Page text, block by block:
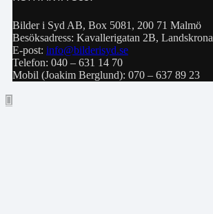
Bilder i Syd AB, Box 5081, 200 71 Malmö
Besöksadress: Kavallerigatan 2B, Landskrona
E-post: info@bilderisyd.se
Telefon: 040 – 631 14 70
Mobil (Joakim Berglund): 070 – 637 89 23